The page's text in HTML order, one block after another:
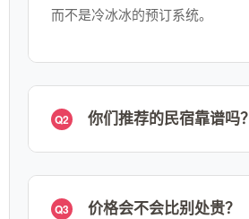
而不是冷冰冰的预订系统。
Q2 你们推荐的民宿靠谱吗？
Q3 价格会不会比别处贵？